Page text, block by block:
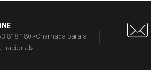
818 180 «Chamada para a
nacional»